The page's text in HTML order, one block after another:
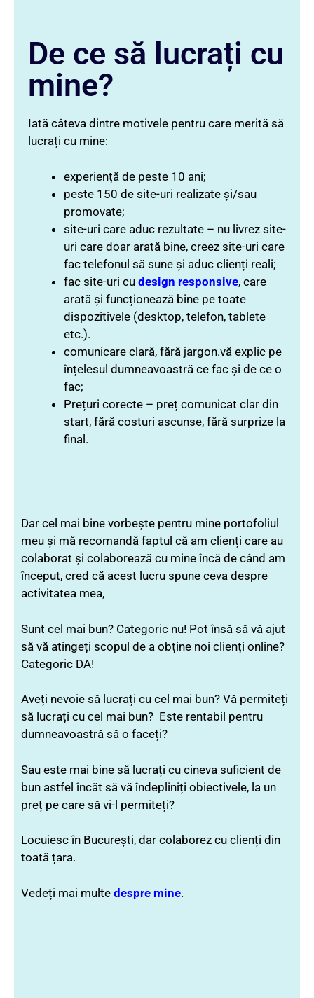
De ce să lucrați cu
mine?
Iată câteva dintre motivele pentru care merită să
lucrați cu mine:
experiență de peste 10 ani;
peste 150 de site-uri realizate și/sau
promovate;
site-uri care aduc rezultate – nu livrez site-
uri care doar arată bine, creez site-uri care
fac telefonul să sune și aduc clienți reali;
fac site-uri cu design responsive, care
arată și funcționează bine pe toate
dispozitivele (desktop, telefon, tablete
etc.).
comunicare clară, fără jargon.vă explic pe
înțelesul dumneavoastră ce fac și de ce o
fac;
Prețuri corecte – preț comunicat clar din
start, fără costuri ascunse, fără surprize la
final.
Dar cel mai bine vorbește pentru mine portofoliul
meu și mă recomandă faptul că am clienți care au
colaborat și colaborează cu mine încă de când am
început, cred că acest lucru spune ceva despre
activitatea mea,
Sunt cel mai bun? Categoric nu! Pot însă să vă ajut
să vă atingeți scopul de a obține noi clienți online?
Categoric DA!
Aveți nevoie să lucrați cu cel mai bun? Vă permiteți
să lucrați cu cel mai bun? Este rentabil pentru
dumneavoastră să o faceți?
Sau este mai bine să lucrați cu cineva suficient de
bun astfel încăt să vă îndepliniți obiectivele, la un
preț pe care să vi-l permiteți?
Locuiesc în București, dar colaborez cu clienți din
toată țara.
Vedeți mai multe despre mine.